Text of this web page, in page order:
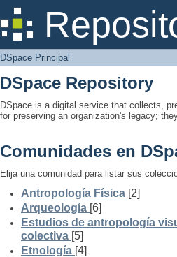
DSpace Principal
DSpace Principal
DSpace Repository
DSpace is a digital service that collects,
for preserving an organization's legacy;
Comunidades en
Elija una comunidad para listar sus
Antropología Física [2]
Arqueología [6]
Estudios de antropología
colectiva [5]
Etnología [4]